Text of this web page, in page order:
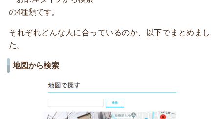
の4種類です。
それぞれどんな人に合っているのか、以下でまとめまし
た。
地図から検索